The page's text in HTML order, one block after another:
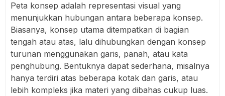
Peta konsep adalah representasi visual yang
menunjukkan hubungan antara beberapa konsep.
Biasanya, konsep utama ditempatkan di bagian
tengah atau atas, lalu dihubungkan dengan konsep
turunan menggunakan garis, panah, atau kata
penghubung. Bentuknya dapat sederhana, misalnya
hanya terdiri atas beberapa kotak dan garis, atau
lebih kompleks jika materi yang dibahas cukup luas.